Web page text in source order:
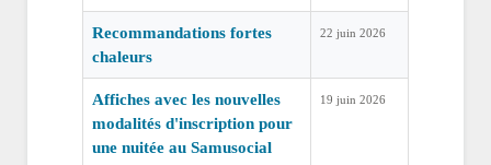
Recommandations fortes
chaleurs
22 juin 2026
Affiches avec les nouvelles
modalités d'inscription pour
une nuitée au Samusocial
19 juin 2026